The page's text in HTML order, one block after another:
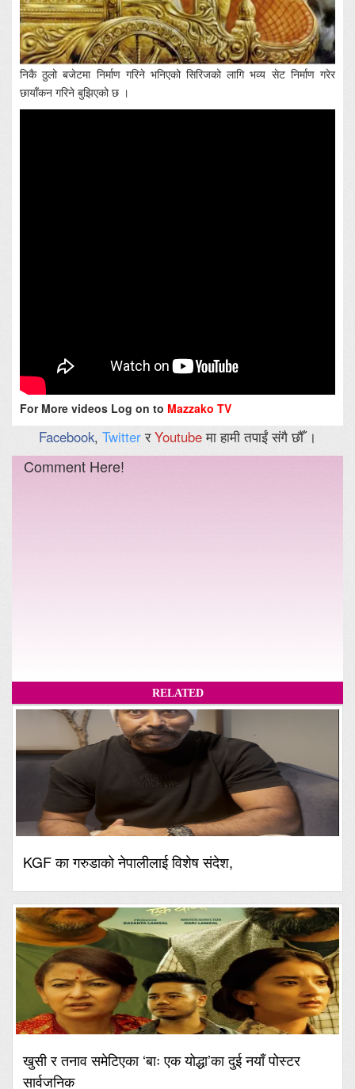
निकै ठुलो बजेटमा निर्माण गरिने भनिएको सिरिजको लागि भव्य सेट निर्माण गरेर
छायाँकन गरिने बुझिएको छ ।
For More videos Log on to Mazzako TV
Facebook, TwitterरYoutubeमा हामी तपाईं संगै छौँ ।
Comment Here!
RELATED
KGF का गरुडाको नेपालीलाई विशेष संदेश,
खुसी र तनाव समेटिएका ‘बाः एक योद्धा’का दुई नयाँ पोस्टर
सार्वजनिक